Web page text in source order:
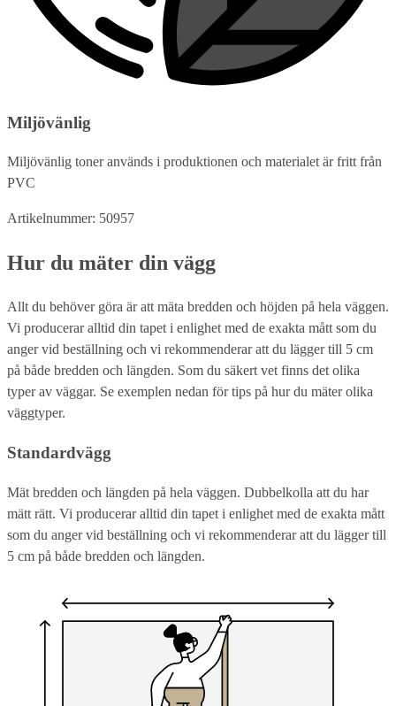
Miljövänlig
Miljövänlig toner används i produktionen och materialet är fritt från
PVC
Artikelnummer: 50957
Hur du mäter din vägg
Allt du behöver göra är att mäta bredden och höjden på hela väggen.
Vi producerar alltid din tapet i enlighet med de exakta mått som du
anger vid beställning och vi rekommenderar att du lägger till 5 cm
på både bredden och längden. Som du säkert vet finns det olika
typer av väggar. Se exemplen nedan för tips på hur du mäter olika
väggtyper.
Standardvägg
Mät bredden och längden på hela väggen. Dubbelkolla att du har
mätt rätt. Vi producerar alltid din tapet i enlighet med de exakta mått
som du anger vid beställning och vi rekommenderar att du lägger till
5 cm på både bredden och längden.